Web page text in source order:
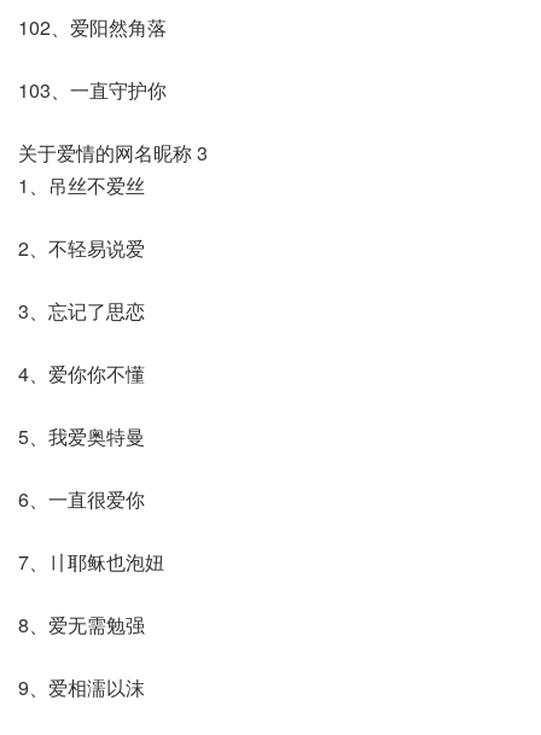
102、爱阳然角落
103、一直守护你
关于爱情的网名昵称 3
1、吊丝不爱丝
2、不轻易说爱
3、忘记了思恋
4、爱你你不懂
5、我爱奥特曼
6、一直很爱你
7、〢耶稣也泡妞
8、爱无需勉强
9、爱相濡以沫